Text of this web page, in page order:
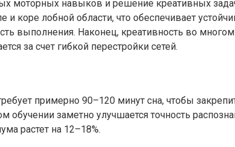
моторных навыков и решение креативных
лобной области, что обеспечивает
выполнения. Наконец, креативность во многом
за счет гибкой перестройки сетей.
примерно 90–120 минут сна, чтобы
заметно улучшается точность
растет на 12–18%.